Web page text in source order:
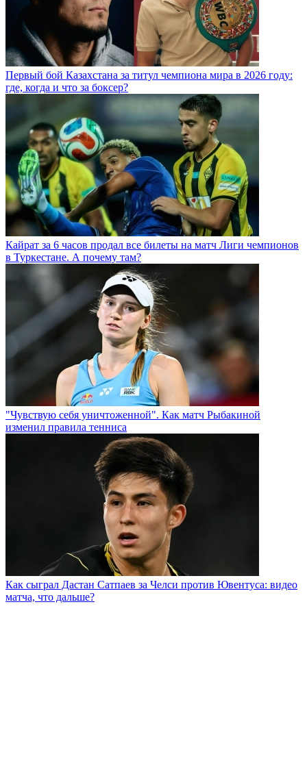
Первый бой Казахстана за титул чемпиона мира в 2026 году:
где, когда и что за боксер?
Кайрат за 6 часов продал все билеты на матч Лиги чемпионов
в Туркестане. А почему там?
"Чувствую себя уничтоженной". Как матч Рыбакиной
изменил правила тенниса
Как сыграл Дастан Сатпаев за Челси против Ювентуса: видео
матча, что дальше?